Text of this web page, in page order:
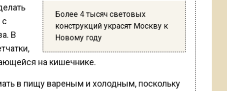
Более 4 тысяч световых
конструкций украсят Москву к
Новому году
с
В
на кишечнике.
в пищу вареным и холодным, поскольку